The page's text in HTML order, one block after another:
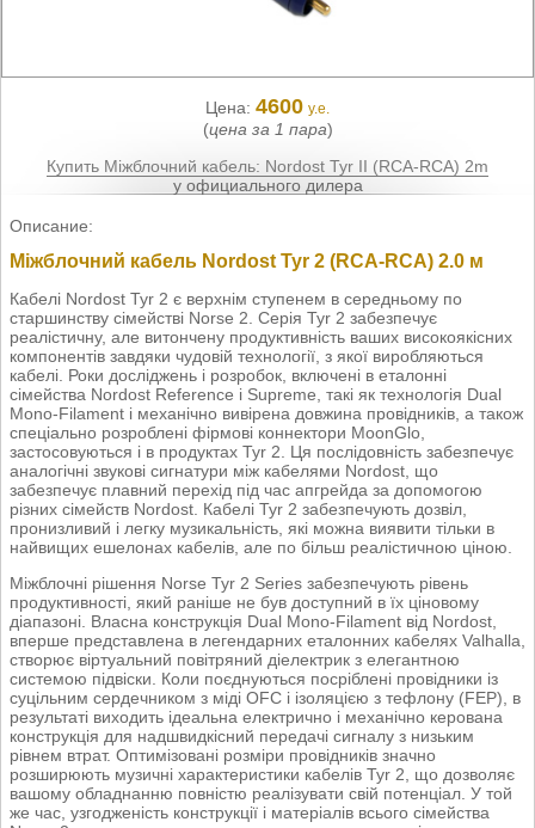
Цена: 4600 у.е.
(цена за 1 пара)
Купить Міжблочний кабель: Nordost Tyr II (RCA-RCA) 2m
у официального дилера
Описание:
Міжблочний кабель Nordost Tyr 2 (RCA-RCA) 2.0 м
Кабелі Nordost Tyr 2 є верхнім ступенем в середньому по
старшинству сімействі Norse 2. Серія Tyr 2 забезпечує
реалістичну, але витончену продуктивність ваших високоякісних
компонентів завдяки чудовій технології, з якої виробляються
кабелі. Роки досліджень і розробок, включені в еталонні
сімейства Nordost Reference і Supreme, такі як технологія Dual
Mono-Filament і механічно вивірена довжина провідників, а також
спеціально розроблені фірмові коннектори MoonGlo,
застосовуються і в продуктах Tyr 2. Ця послідовність забезпечує
аналогічні звукові сигнатури між кабелями Nordost, що
забезпечує плавний перехід під час апгрейда за допомогою
різних сімейств Nordost. Кабелі Tyr 2 забезпечують дозвіл,
пронизливий і легку музикальність, які можна виявити тільки в
найвищих ешелонах кабелів, але по більш реалістичною ціною.
Міжблочні рішення Norse Tyr 2 Series забезпечують рівень
продуктивності, який раніше не був доступний в їх ціновому
діапазоні. Власна конструкція Dual Mono-Filament від Nordost,
вперше представлена в легендарних еталонних кабелях Valhalla,
створює віртуальний повітряний діелектрик з елегантною
системою підвіски. Коли поєднуються посріблені провідники із
суцільним сердечником з міді OFC і ізоляцією з тефлону (FEP), в
результаті виходить ідеальна електрично і механічно керована
конструкція для надшвидкісний передачі сигналу з низьким
рівнем втрат. Оптимізовані розміри провідників значно
розширюють музичні характеристики кабелів Tyr 2, що дозволяє
вашому обладнанню повністю реалізувати свій потенціал. У той
же час, узгодженість конструкції і матеріалів всього сімейства